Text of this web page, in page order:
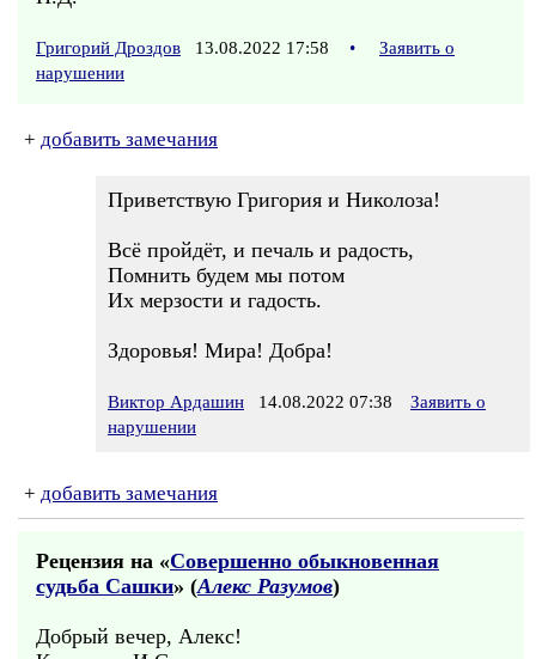
Григорий Дроздов 13.08.2022 17:58 •
Заявить о
нарушении
+ добавить замечания
Приветствую Григория и Николоза!
Всё пройдёт, и печаль и радость,
Помнить будем мы потом
Их мерзости и гадость.
Здоровья! Мира! Добра!
Виктор Ардашин 14.08.2022 07:38
Заявить о
нарушении
+ добавить замечания
Рецензия на «Совершенно обыкновенная
судьба Сашки» (Алекс Разумов)
Добрый вечер, Алекс!